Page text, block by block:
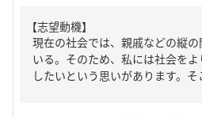
【志望動機】
現在の社会では、親戚などの縦
いる。そのため、私には社会を
したいという思いがあります。